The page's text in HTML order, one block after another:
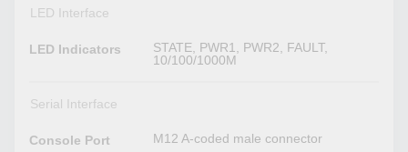
LED Interface
LED Indicators
STATE, PWR1, PWR2, FAULT,
10/100/1000M
Serial Interface
Console Port M12 A-coded male connector